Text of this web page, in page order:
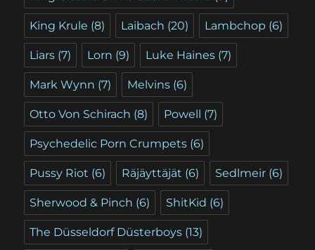
King Krule (8) Laibach (20) Lambchop (6)
Liars (7) Lorn (9) Luke Haines (7)
Mark Wynn (7) Melvins (6)
Otto Von Schirach (8) Powell (7)
Psychedelic Porn Crumpets (6)
Pussy Riot (6) Räjäyttäjät (6) Sedlmeir (6)
Sherwood & Pinch (6) ShitKid (6)
The Düsseldorf Düsterboys (13)